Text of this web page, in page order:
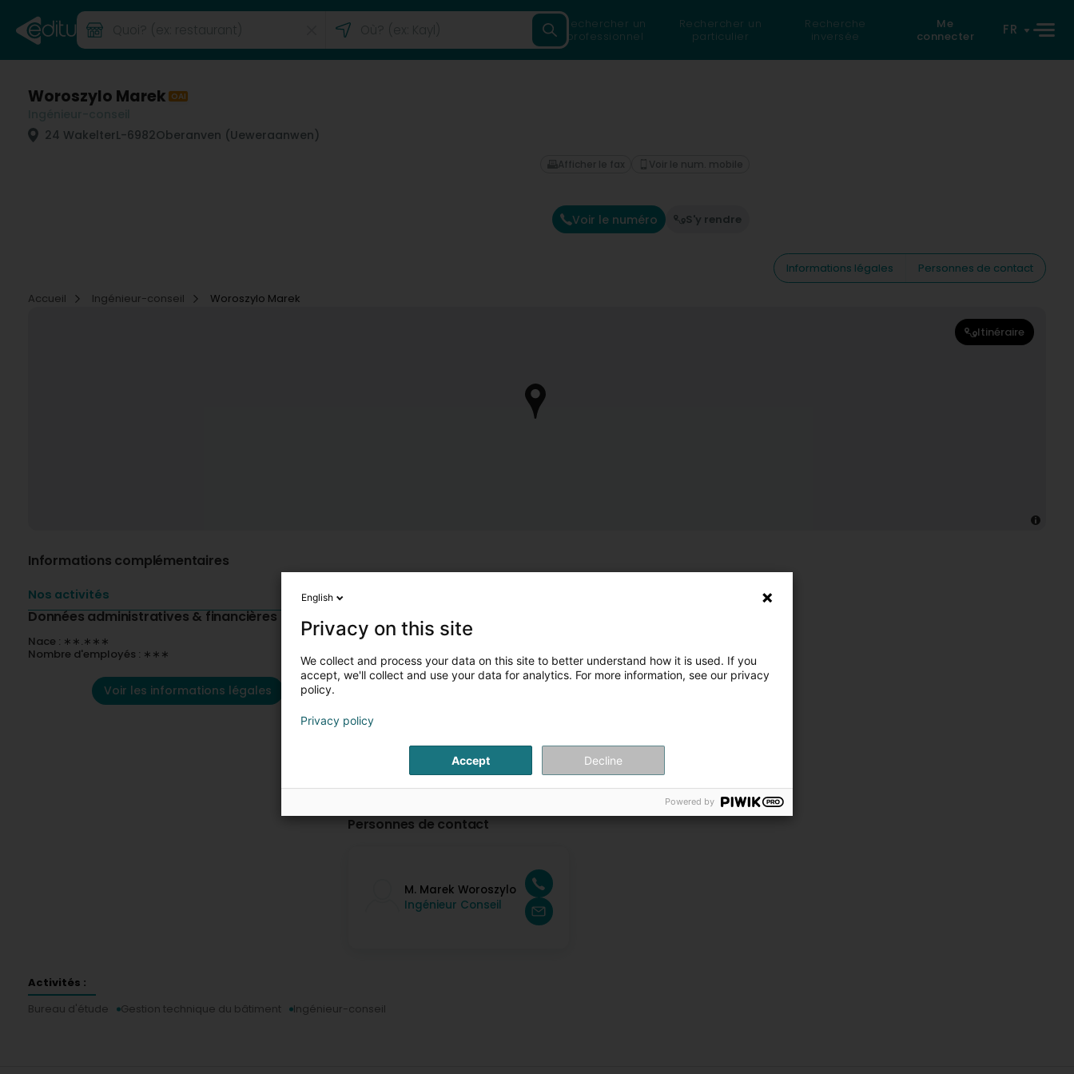
Rechercher un
professionnel
Rechercher un
particulier
Recherche
inversée
Me
connecter
FR
Woroszylo Marek OAI
24 WakelterL-6982Oberanven (Ueweraanwen)
Voir le numéro S'y rendre
Afficher le fax Voir le num. mobile
Informations légales
Personnes de contact
Accueil
Ingénieur-conseil Woroszylo Marek
Itinéraire
Informations complémentaires
Nos activités
Données administratives & financières
Nace : ∗∗.∗∗∗
Nombre d'employés : ∗∗∗
Voir les informations légales
Personnes de contact
M. Marek Woroszylo
Ingénieur Conseil
Activités :
Bureau d'étude
Gestion technique du bâtiment Ingénieur-conseil
English
Privacy on this site
We collect and process your data on this site to better understand how it is used. If you
accept, we'll collect and use your data for analytics. For more information, see our privacy
policy.
Privacy policy
Accept Decline
Powered by